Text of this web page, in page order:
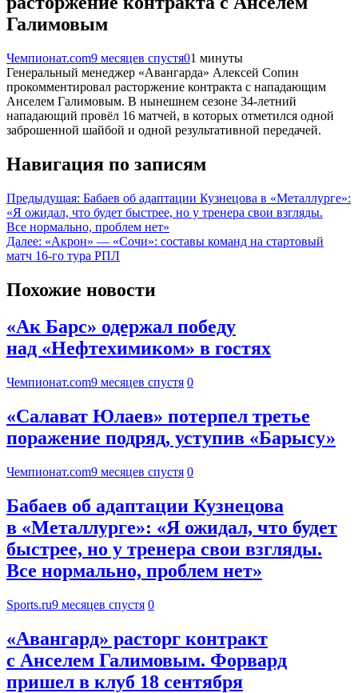
Галимовым
Чемпионат.com9 месяцев спустя01 минуты
Генеральный менеджер «Авангарда» Алексей Сопин
прокомментировал расторжение контракта с нападающим
Анселем Галимовым. В нынешнем сезоне 34-летний
нападающий провёл 16 матчей, в которых отметился одной
заброшенной шайбой и одной результативной передачей.
Навигация по записям
Предыдущая: Бабаев об адаптации Кузнецова в «Металлурге»:
«Я ожидал, что будет быстрее, но у тренера свои взгляды.
Все нормально, проблем нет»
Далее: «Акрон» — «Сочи»: составы команд на стартовый
матч 16-го тура РПЛ
Похожие новости
«Ак Барс» одержал победу
над «Нефтехимиком» в гостях
Чемпионат.com9 месяцев спустя 0
«Салават Юлаев» потерпел третье
поражение подряд, уступив «Барысу»
Чемпионат.com9 месяцев спустя 0
Бабаев об адаптации Кузнецова
в «Металлурге»: «Я ожидал, что будет
быстрее, но у тренера свои взгляды.
Все нормально, проблем нет»
Sports.ru9 месяцев спустя 0
«Авангард» расторг контракт
с Анселем Галимовым. Форвард
пришел в клуб 18 сентября